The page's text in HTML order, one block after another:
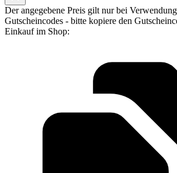
Der angegebene Preis gilt nur bei
Gutscheincodes - bitte kopiere den
Einkauf im Shop: